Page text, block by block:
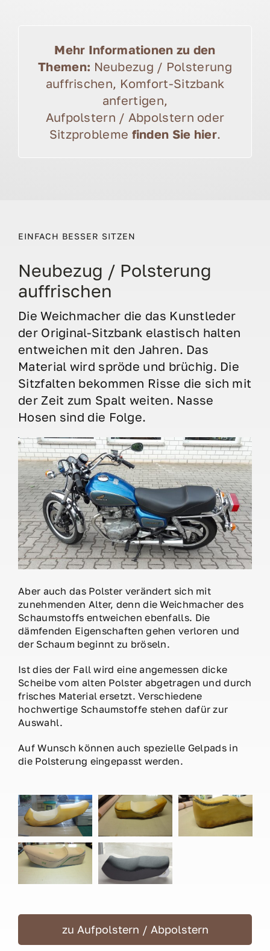
Mehr Informationen zu den
Themen: Neubezug / Polsterung
auffrischen, Komfort-Sitzbank
anfertigen,
Aufpolstern / Abpolstern oder
Sitzprobleme finden Sie hier.
EINFACH BESSER SITZEN
Neubezug / Polsterung
auffrischen
Die Weichmacher die das Kunstleder
der Original-Sitzbank elastisch halten
entweichen mit den Jahren. Das
Material wird spröde und brüchig. Die
Sitzfalten bekommen Risse die sich mit
der Zeit zum Spalt weiten. Nasse
Hosen sind die Folge.
Aber auch das Polster verändert sich mit
zunehmenden Alter, denn die Weichmacher des
Schaumstoffs entweichen ebenfalls. Die
dämfenden Eigenschaften gehen verloren und
der Schaum beginnt zu bröseln.
Ist dies der Fall wird eine angemessen dicke
Scheibe vom alten Polster abgetragen und durch
frisches Material ersetzt. Verschiedene
hochwertige Schaumstoffe stehen dafür zur
Auswahl.
Auf Wunsch können auch spezielle Gelpads in
die Polsterung eingepasst werden.
zu Aufpolstern / Abpolstern